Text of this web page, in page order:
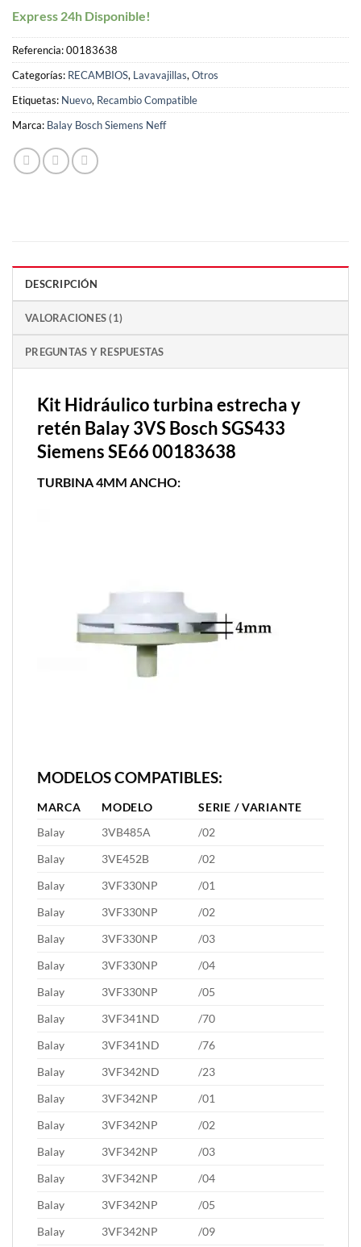
Express 24h Disponible!
Referencia:00183638
Categorías: RECAMBIOS, Lavavajillas,Otros
Etiquetas: Nuevo, Recambio Compatible
Marca: Balay Bosch Siemens Neff
DESCRIPCIÓN
VALORACIONES (1)
PREGUNTAS Y RESPUESTAS
Kit Hidráulico turbina estrecha y
retén Balay 3VS Bosch SGS433
Siemens SE66 00183638
TURBINA 4MM ANCHO:
MODELOS COMPATIBLES:
MARCA MODELO
SERIE / VARIANTE
Balay
3VB485A
/02
Balay
3VE452B
/02
Balay
3VF330NP
/01
Balay
3VF330NP
/02
Balay
3VF330NP
/03
Balay
3VF330NP
/04
Balay
3VF330NP
/05
Balay
3VF341ND
/70
Balay
3VF341ND
/76
Balay
3VF342ND
/23
Balay
3VF342NP
/01
Balay
3VF342NP
/02
Balay
3VF342NP
/03
Balay
3VF342NP
/04
Balay
3VF342NP
/05
Balay
3VF342NP /09